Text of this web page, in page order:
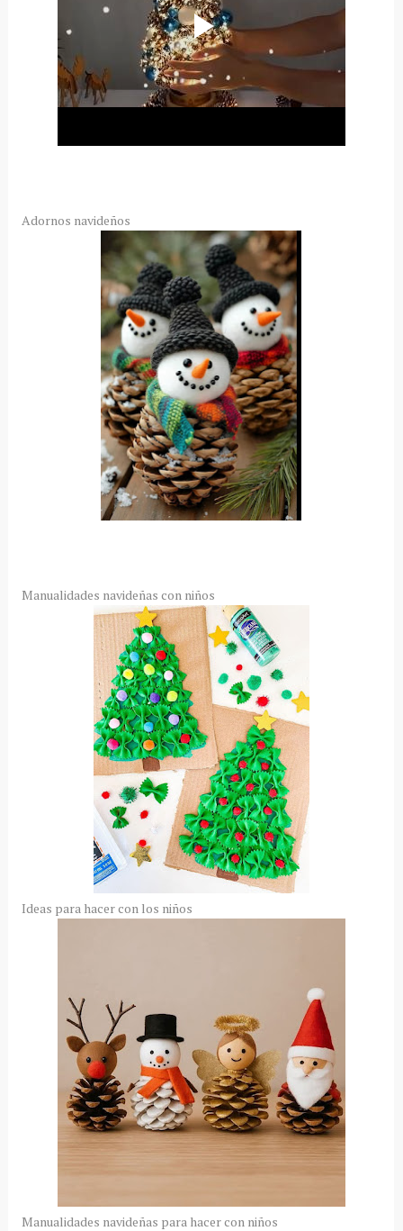
Adornos navideños
Manualidades navideñas con niños
Ideas para hacer con los niños
Manualidades navideñas para hacer con niños